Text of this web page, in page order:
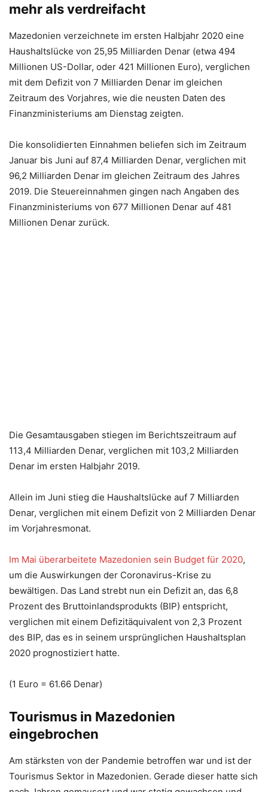
mehr als verdreifacht
Mazedonien verzeichnete im ersten Halbjahr 2020 eine
Haushaltslücke von 25,95 Milliarden Denar (etwa 494
Millionen US-Dollar, oder 421 Millionen Euro), verglichen
mit dem Defizit von 7 Milliarden Denar im gleichen
Zeitraum des Vorjahres, wie die neusten Daten des
Finanzministeriums am Dienstag zeigten.
Die konsolidierten Einnahmen beliefen sich im Zeitraum
Januar bis Juni auf 87,4 Milliarden Denar, verglichen mit
96,2 Milliarden Denar im gleichen Zeitraum des Jahres
2019. Die Steuereinnahmen gingen nach Angaben des
Finanzministeriums von 677 Millionen Denar auf 481
Millionen Denar zurück.
Die Gesamtausgaben stiegen im Berichtszeitraum auf
113,4 Milliarden Denar, verglichen mit 103,2 Milliarden
Denar im ersten Halbjahr 2019.
Allein im Juni stieg die Haushaltslücke auf 7 Milliarden
Denar, verglichen mit einem Defizit von 2 Milliarden Denar
im Vorjahresmonat.
Im Mai überarbeitete Mazedonien sein Budget für 2020,
um die Auswirkungen der Coronavirus-Krise zu
bewältigen. Das Land strebt nun ein Defizit an, das 6,8
Prozent des Bruttoinlandsprodukts (BIP) entspricht,
verglichen mit einem Defizitäquivalent von 2,3 Prozent
des BIP, das es in seinem ursprünglichen Haushaltsplan
2020 prognostiziert hatte.
(1 Euro = 61.66 Denar)
Tourismus in Mazedonien
eingebrochen
Am stärksten von der Pandemie betroffen war und ist der
Tourismus Sektor in Mazedonien. Gerade dieser hatte sich